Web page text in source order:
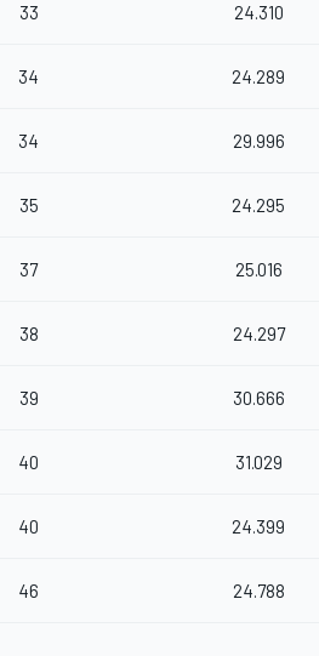
33 24.310
34 24.289
34 29.996
35 24.295
37 25.016
38 24.297
39 30.666
40 31.029
40 24.399
46 24.788